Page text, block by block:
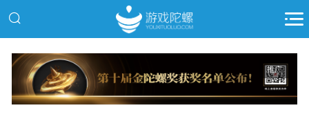
推广